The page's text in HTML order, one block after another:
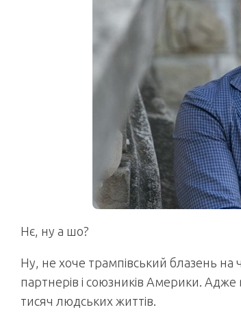
Нє, ну а шо?
Ну, не хоче трампівський блазень на
партнерів і союзників Америки. Адже
тисяч людських життів.